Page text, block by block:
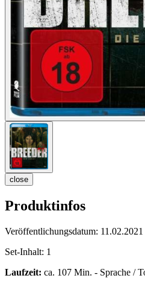
close
Produktinfos
Veröffentlichungsdatum: 11.02.2021
Set-Inhalt: 1
Laufzeit: ca. 107 Min. - Sprache /